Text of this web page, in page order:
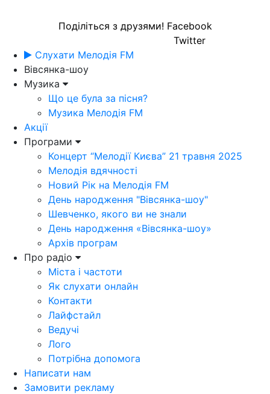
Поділіться з друзями! Facebook
Twitter
Слухати Мелодія FM
Вівсянка-шоу
Музика
Що це була за пісня?
Музика Мелодія FM
Акції
Програми
Концерт “Мелодії Києва” 21 травня 2025
Мелодія вдячності
Новий Рік на Мелодія FM
День народження "Вівсянка-шоу"
Шевченко, якого ви не знали
День народження «Вівсянка-шоу»
Архів програм
Про радіо
Міста і частоти
Як слухати онлайн
Контакти
Лайфстайл
Ведучі
Лого
Потрібна допомога
Написати нам
Замовити рекламу